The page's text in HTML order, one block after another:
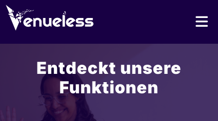
Entdeckt unsere
Funktionen